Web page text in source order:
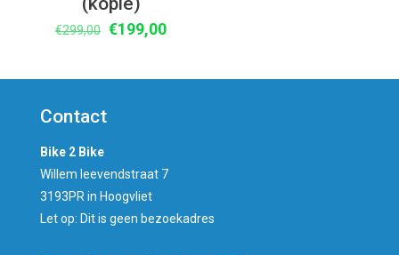
€299,00 Oorspronkelijke
€199,00Huidige
Contact
Bike 2 Bike
Willem leevendstraat 7
3193PR in Hoogvliet
Let op: Dit is geen bezoekadres